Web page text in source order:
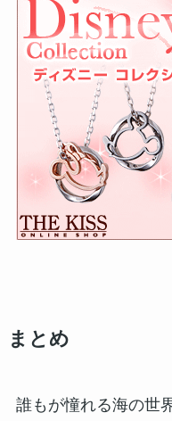
まとめ
誰もが憧れる海の世界